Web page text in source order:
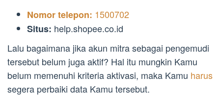
Nomor telepon: 1500702
Situs: help.shopee.co.id
Lalu bagaimana jika akun mitra sebagai pengemudi
tersebut belum juga aktif? Hal itu mungkin Kamu
belum memenuhi kriteria aktivasi, maka Kamu harus
segera perbaiki data Kamu tersebut.